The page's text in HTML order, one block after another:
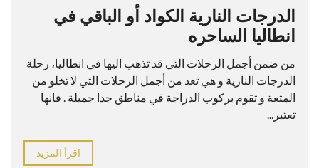
الدرجات النارية الكواد أو الباقي في
انطاليا الساحره
من ضمن أجمل الرحلات التي قد تذهب اليها في انطاليا، رحلة
الدرجات النارية و هي تعد من أجمل الرحلات التي لا تخلو من
المتعة و تقوم بركوب الدراجة في مناطق جدا جميلة . فانها
تعتبر...
اقرأ المزيد